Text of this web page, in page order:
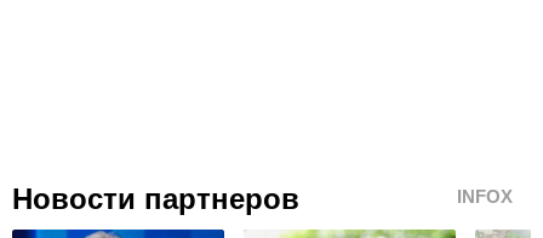
Новости партнеров INFOX